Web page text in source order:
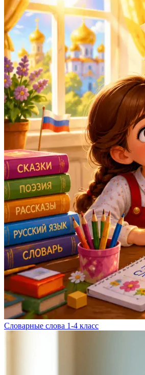
Словарные слова 1-4 класс